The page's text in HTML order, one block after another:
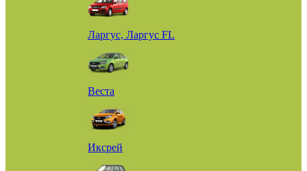
Ларгус, Ларгус FL
Веста
Иксрей